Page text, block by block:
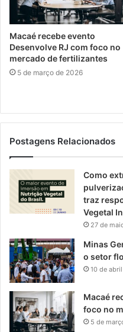
Macaé recebe evento
Desenvolve RJ com foco no
mercado de fertilizantes
5 de março de 2026
Postagens Relacionados
Como
traz
Vegetal
27 de
Minas
o setor
10 de
Macaé
foco no
5 de